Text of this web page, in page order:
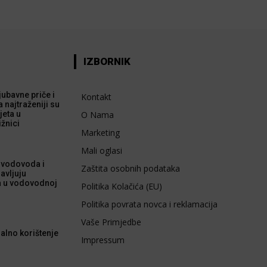
priče i
najtraženiji su
u
i
u vodovodnoj
korištenje
IZBORNIK
Kontakt
O Nama
Marketing
Mali oglasi
Zaštita osobnih podataka
Politika Kolačića (EU)
Politika povrata novca i reklamacija
Vaše Primjedbe
Impressum